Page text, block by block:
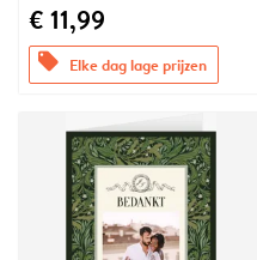
€ 11,99
offers Elke dag lage prijzen